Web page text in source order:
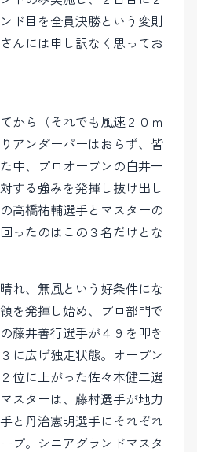
ド目を全員決勝という変則
んには申し訳なく思ってお
から（それでも風速２０ｍ
アンダーパーはおらず、皆
中、プロオープンの白井一
する強みを発揮し抜け出し
高橋祐輔選手とマスターの
ったのはこの３名だけとな
れ、無風という好条件にな
を発揮し始め、プロ部門で
藤井善行選手が４９を叩き
に広げ独走状態。オープン
位に上がった佐々木健二選
スターは、藤村選手が地力
と丹治憲明選手にそれぞれ
プ。シニアグランドマスタ